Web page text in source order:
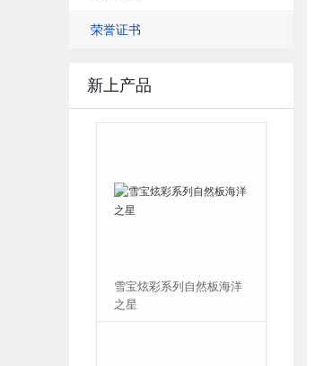
荣誉证书
新上产品
雪宝板材自然板大量供应
雪宝炫彩系列自然板海洋